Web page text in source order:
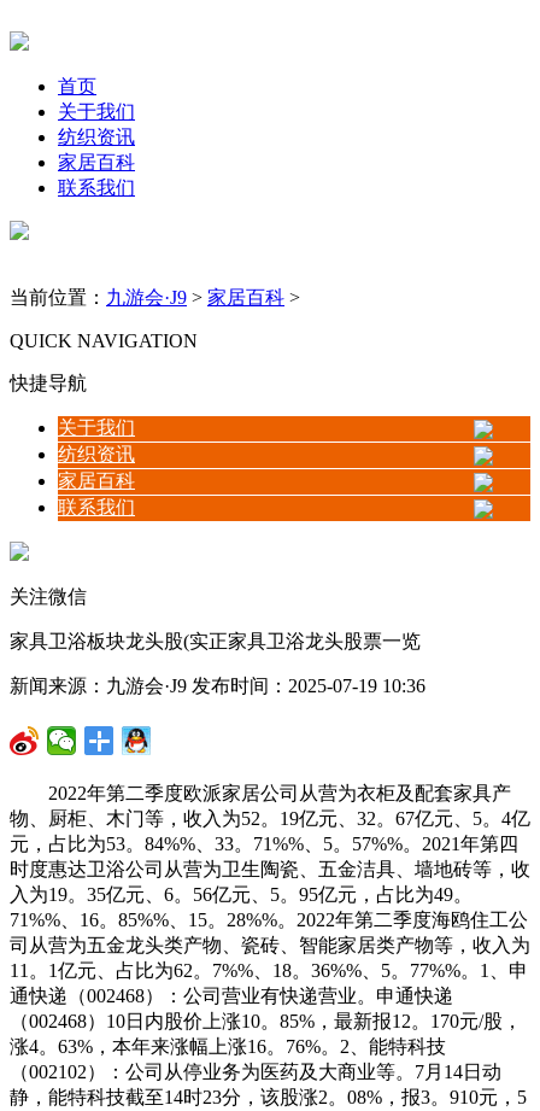
首页
关于我们
纺织资讯
家居百科
联系我们
当前位置： 九游会·J9 > 家居百科 >
QUICK NAVIGATION
快捷导航
关于我们
纺织资讯
家居百科
联系我们
关注微信
家具卫浴板块龙头股(实正家具卫浴龙头股票一览
新闻来源：九游会·J9 发布时间：2025-07-19 10:36
2022年第二季度欧派家居公司从营为衣柜及配套家具产
物、厨柜、木门等，收入为52。19亿元、32。67亿元、5。4亿
元，占比为53。84%%、33。71%%、5。57%%。2021年第四
时度惠达卫浴公司从营为卫生陶瓷、五金洁具、墙地砖等，收
入为19。35亿元、6。56亿元、5。95亿元，占比为49。
71%%、16。85%%、15。28%%。2022年第二季度海鸥住工公
司从营为五金龙头类产物、瓷砖、智能家居类产物等，收入为
11。1亿元、占比为62。7%%、18。36%%、5。77%%。1、申
通快递（002468）：公司营业有快递营业。申通快递
（002468）10日内股价上涨10。85%，最新报12。170元/股，
涨4。63%，本年来涨幅上涨16。76%。2、能特科技
（002102）：公司从停业务为医药及大商业等。7月14日动
静，能特科技截至14时23分，该股涨2。08%，报3。910元，5